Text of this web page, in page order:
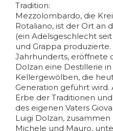
Tradition:
Mezzolombardo, die
Rotaliano, ist der Ort an
(ein Adelsgeschlecht
und Grappa
Jahrhunderts, eröffnete
Dolzan eine Destillerie
Kellergewölben, die
Generation geführt wird.
Erbe der Traditionen
des eigenen Vaters
Luigi Dolzan,
Michele und Mauro,